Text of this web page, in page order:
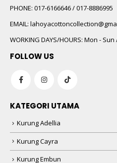
PHONE: 017-6166646 / 017-8886995
EMAIL:
WORKING DAYS/HOURS: Mon - Sun
FOLLOW US
KATEGORI UTAMA
Kurung Adellia
Kurung Cayra
Kurung Embun